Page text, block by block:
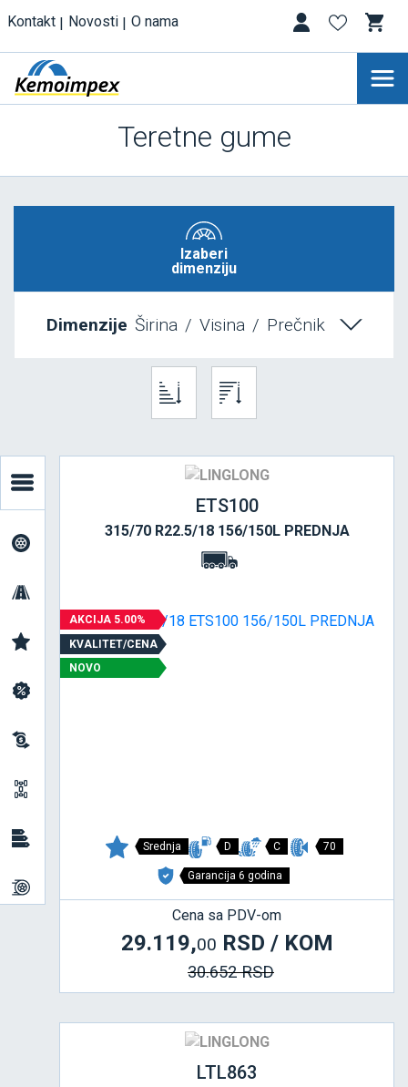
Kontakt Novosti O nama
Teretne gume
Izaberi
dimenziju
Dimenzije Širina / Visina / Prečnik
ETS100
315/70 R22.5/18 156/150L PREDNJA
AKCIJA 5.00%
KVALITET/CENA
NOVO
Srednja D C 70
Garancija 6 godina
Cena sa PDV-om
29.119,00 RSD / KOM
30.652 RSD
LTL863